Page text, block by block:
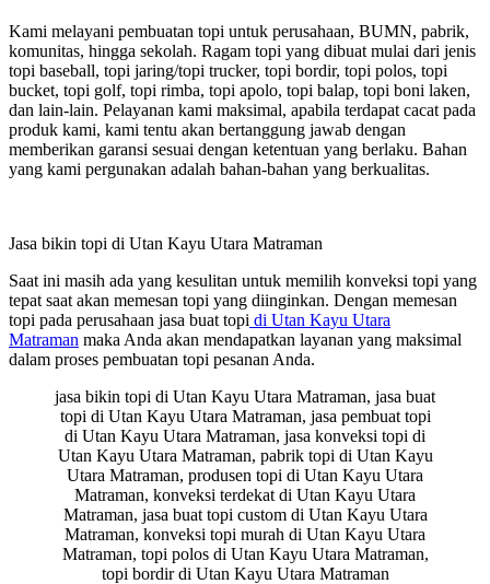
Kami melayani pembuatan topi untuk perusahaan, BUMN, pabrik,
komunitas, hingga sekolah. Ragam topi yang dibuat mulai dari jenis
topi baseball, topi jaring/topi trucker, topi bordir, topi polos, topi
bucket, topi golf, topi rimba, topi apolo, topi balap, topi boni laken,
dan lain-lain. Pelayanan kami maksimal, apabila terdapat cacat pada
produk kami, kami tentu akan bertanggung jawab dengan
memberikan garansi sesuai dengan ketentuan yang berlaku. Bahan
yang kami pergunakan adalah bahan-bahan yang berkualitas.
Jasa bikin topi di Utan Kayu Utara Matraman
Saat ini masih ada yang kesulitan untuk memilih konveksi topi yang
tepat saat akan memesan topi yang diinginkan. Dengan memesan
topi pada perusahaan jasa buat topi di Utan Kayu Utara
Matraman maka Anda akan mendapatkan layanan yang maksimal
dalam proses pembuatan topi pesanan Anda.
jasa bikin topi di Utan Kayu Utara Matraman, jasa buat
topi di Utan Kayu Utara Matraman, jasa pembuat topi
di Utan Kayu Utara Matraman, jasa konveksi topi di
Utan Kayu Utara Matraman, pabrik topi di Utan Kayu
Utara Matraman, produsen topi di Utan Kayu Utara
Matraman, konveksi terdekat di Utan Kayu Utara
Matraman, jasa buat topi custom di Utan Kayu Utara
Matraman, konveksi topi murah di Utan Kayu Utara
Matraman, topi polos di Utan Kayu Utara Matraman,
topi bordir di Utan Kayu Utara Matraman